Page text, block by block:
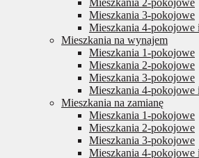
Mieszkania 2-pokojowe
Mieszkania 3-pokojowe
Mieszkania 4-pokojowe
Mieszkania na wynajem
Mieszkania 1-pokojowe
Mieszkania 2-pokojowe
Mieszkania 3-pokojowe
Mieszkania 4-pokojowe
Mieszkania na zamianę
Mieszkania 1-pokojowe
Mieszkania 2-pokojowe
Mieszkania 3-pokojowe
Mieszkania 4-pokojowe